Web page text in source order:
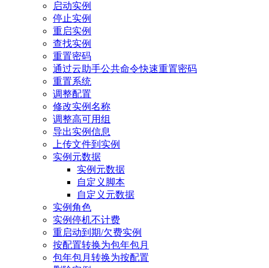
启动实例
停止实例
重启实例
查找实例
重置密码
通过云助手公共命令快速重置密码
重置系统
调整配置
修改实例名称
调整高可用组
导出实例信息
上传文件到实例
实例元数据
实例元数据
自定义脚本
自定义元数据
实例角色
实例停机不计费
重启动到期/欠费实例
按配置转换为包年包月
包年包月转换为按配置